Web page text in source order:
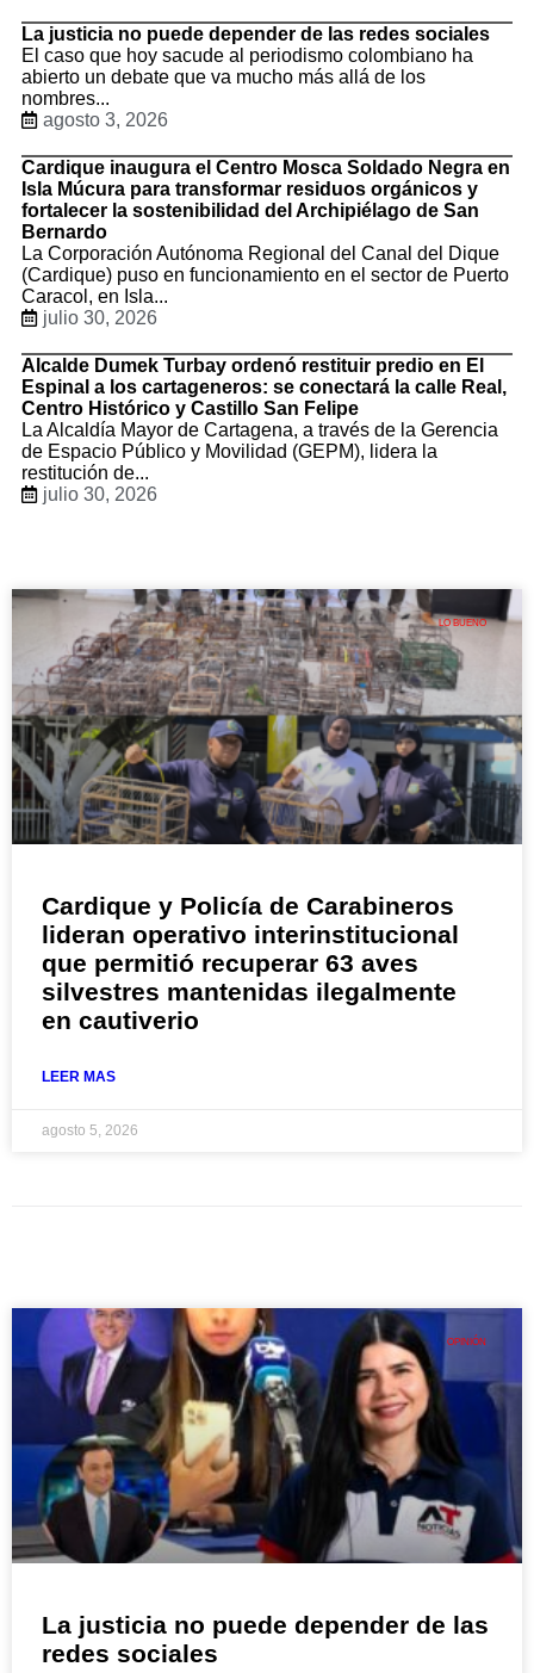
La justicia no puede depender de las redes sociales
El caso que hoy sacude al periodismo colombiano ha
abierto un debate que va mucho más allá de los
nombres...
agosto 3, 2026
Cardique inaugura el Centro Mosca Soldado Negra en
Isla Múcura para transformar residuos orgánicos y
fortalecer la sostenibilidad del Archipiélago de San
Bernardo
La Corporación Autónoma Regional del Canal del Dique
(Cardique) puso en funcionamiento en el sector de Puerto
Caracol, en Isla...
julio 30, 2026
Alcalde Dumek Turbay ordenó restituir predio en El
Espinal a los cartageneros: se conectará la calle Real,
Centro Histórico y Castillo San Felipe
La Alcaldía Mayor de Cartagena, a través de la Gerencia
de Espacio Público y Movilidad (GEPM), lidera la
restitución de...
julio 30, 2026
LO BUENO
Cardique y Policía de Carabineros
lideran operativo interinstitucional
que permitió recuperar 63 aves
silvestres mantenidas ilegalmente
en cautiverio
LEER MAS
agosto 5, 2026
OPINIÓN
La justicia no puede depender de las
redes sociales